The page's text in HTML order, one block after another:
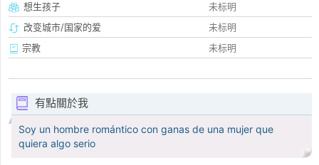
想生孩子
未标明
改变城市/国家的爱
未标明
宗教
未标明
有點關於我
Soy un hombre romántico con ganas de una mujer que
quiera algo serio